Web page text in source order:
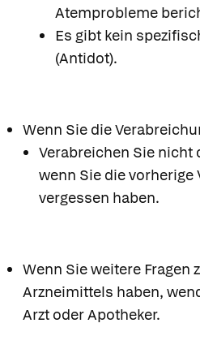
Atemprobleme
Es gibt kein
(Antidot).
Wenn Sie die
Verabreichen Sie nicht
wenn Sie die vorherige
vergessen haben.
Wenn Sie weitere Fragen
Arzneimittels haben,
Arzt oder Apotheker.